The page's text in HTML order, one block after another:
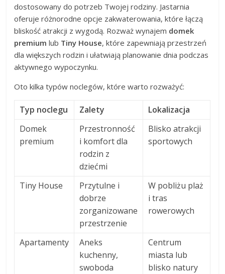
dostosowany do potrzeb Twojej rodziny. Jastarnia
oferuje różnorodne opcje zakwaterowania, które łączą
bliskość atrakcji z wygodą. Rozważ wynajem domek
premium lub Tiny House, które zapewniają przestrzeń
dla większych rodzin i ułatwiają planowanie dnia podczas
aktywnego wypoczynku.
Oto kilka typów noclegów, które warto rozważyć:
Typ noclegu Zalety
Lokalizacja
Domek
premium
Przestronność
i komfort dla
rodzin z
dziećmi
Blisko atrakcji
sportowych
Tiny House
Przytulne i
dobrze
zorganizowane
przestrzenie
W pobliżu plaż
i tras
rowerowych
Apartamenty
Aneks
kuchenny,
swoboda
Centrum
miasta lub
blisko natury